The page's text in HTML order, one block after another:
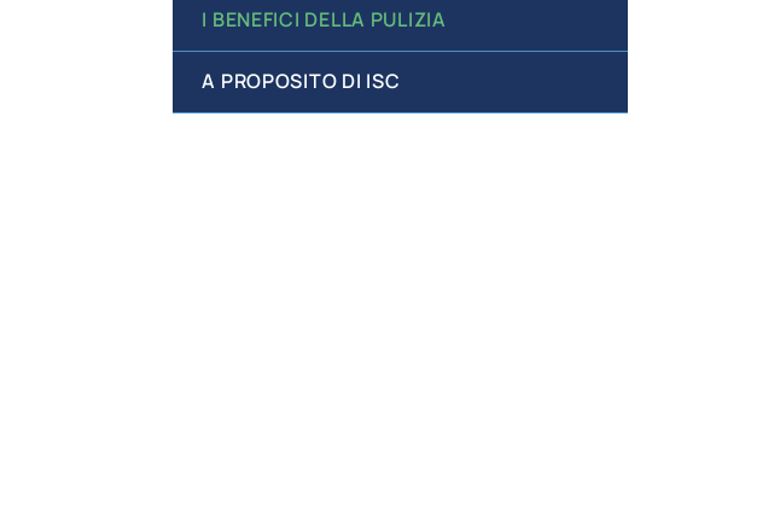
I BENEFICI DELLA PULIZIA
A PROPOSITO DI ISC